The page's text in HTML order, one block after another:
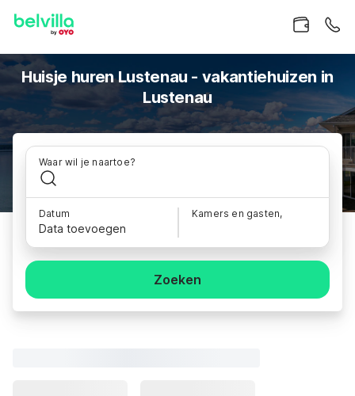
Huisje huren Lustenau - vakantiehuizen in
Lustenau
Waar wil je naartoe?
Datum
Data toevoegen
Kamers en gasten,
Zoeken